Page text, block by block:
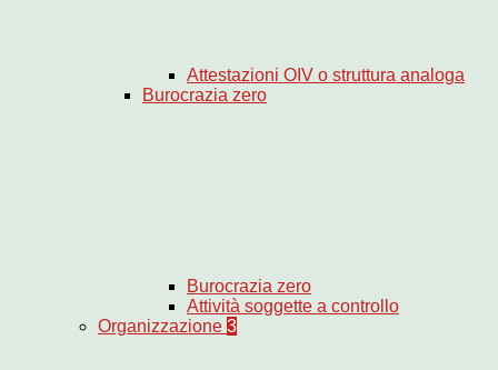
Attestazioni OIV o struttura analoga
Burocrazia zero
Burocrazia zero
Attività soggette a controllo
Organizzazione 3